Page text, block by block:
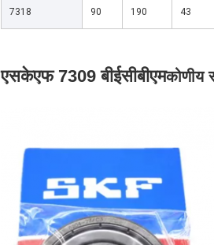
7318 90 190 43
एसकेएफ 7309 बीईसीबीएमकोणीय